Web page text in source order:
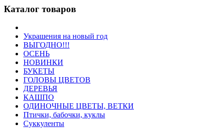
Каталог товаров
Украшения на новый год
ВЫГОДНО!!!
ОСЕНЬ
НОВИНКИ
БУКЕТЫ
ГОЛОВЫ ЦВЕТОВ
ДЕРЕВЬЯ
КАШПО
ОДИНОЧНЫЕ ЦВЕТЫ, ВЕТКИ
Птички, бабочки, куклы
Суккуленты